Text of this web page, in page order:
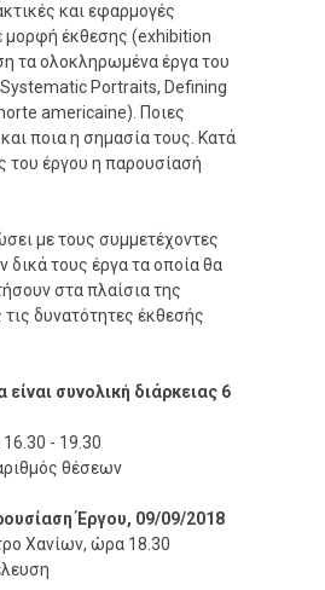
και εφαρμογές
μορφή έκθεσης (exhibition
τα ολοκληρωμένα έργα του
Portraits, Defining
americaine). Ποιες
ποια η σημασία τους. Κατά
του έργου η παρουσίασή
με τους συμμετέχοντες
δικά τους έργα τα οποία θα
στα πλαίσια της
δυνατότητες έκθεσής
είναι συνολική διάρκειας 6
16.30 - 19.30
θέσεων
Έργου, 09/09/2018
Χανίων, ώρα 18.30